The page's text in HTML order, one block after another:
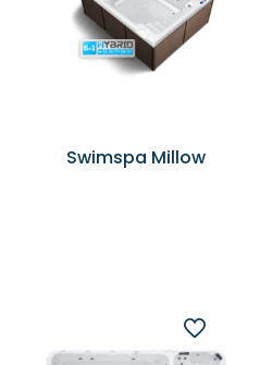
Swimspa Millow